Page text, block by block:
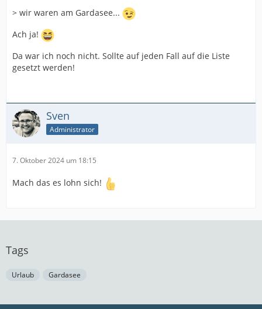
> wir waren am Gardasee...
Ach ja!
Da war ich noch nicht. Sollte auf jeden Fall auf die Liste
gesetzt werden!
Sven
Administrator
7. Oktober 2024 um 18:15
Mach das es lohn sich!
Tags
Urlaub Gardasee